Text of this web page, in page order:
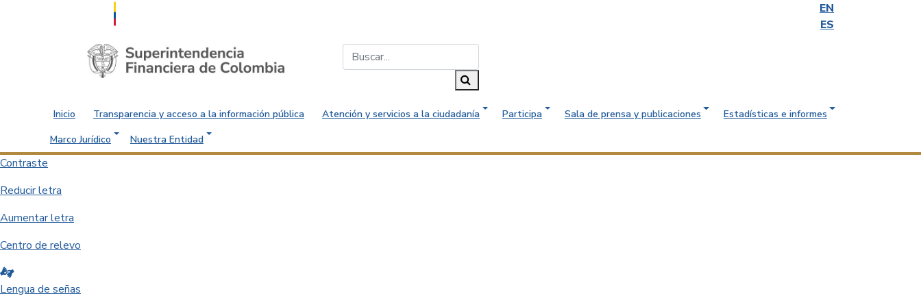
EN
ES
Saltar al contenido principal
Inicio Transparencia y acceso a la información pública Atención y servicios a la ciudadanía Participa Sala de prensa y publicaciones
Estadísticas e informes
Marco Jurídico
Nuestra Entidad
Contraste
Reducir letra
Aumentar letra
Centro de relevo
Lengua de señas